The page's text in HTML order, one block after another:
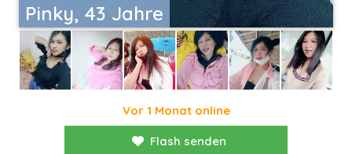
Pinky, 43 Jahre
Vor 1 Monat online
Flash senden